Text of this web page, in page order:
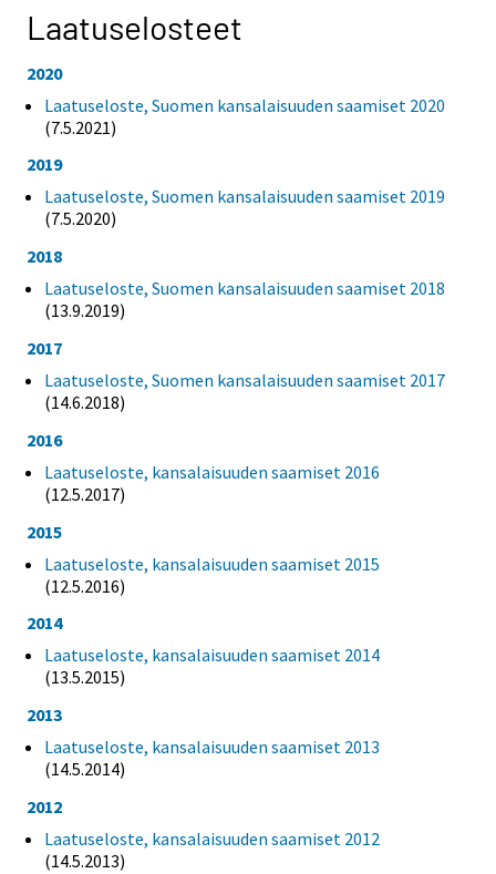
Laatuselosteet
2020
Laatuseloste, Suomen kansalaisuuden saamiset 2020
(7.5.2021)
2019
Laatuseloste, Suomen kansalaisuuden saamiset 2019
(7.5.2020)
2018
Laatuseloste, Suomen kansalaisuuden saamiset 2018
(13.9.2019)
2017
Laatuseloste, Suomen kansalaisuuden saamiset 2017
(14.6.2018)
2016
Laatuseloste, kansalaisuuden saamiset 2016
(12.5.2017)
2015
Laatuseloste, kansalaisuuden saamiset 2015
(12.5.2016)
2014
Laatuseloste, kansalaisuuden saamiset 2014
(13.5.2015)
2013
Laatuseloste, kansalaisuuden saamiset 2013
(14.5.2014)
2012
Laatuseloste, kansalaisuuden saamiset 2012
(14.5.2013)